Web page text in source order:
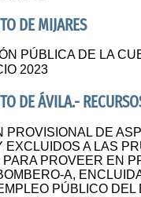
DE MIJARES
PÚBLICA DE LA
2023
DE ÁVILA.-
PROVISIONAL DE
EXCLUIDOS A LAS
PROVEER EN
A,
PÚBLICO DEL